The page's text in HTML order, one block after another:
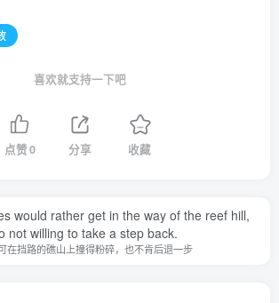
喜欢就支持一下吧
点赞0 分享 收藏
would rather get in the way of the reef hill,
not willing to take a step back.
在挡路的礁山上撞得粉碎，也不肯后退一步